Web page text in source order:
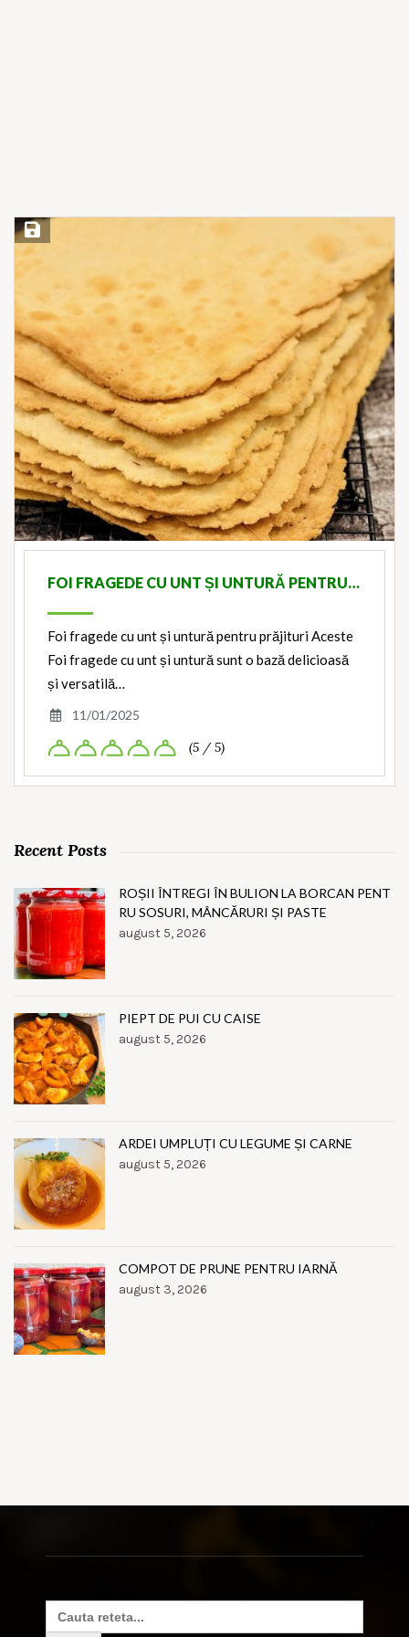
Save Recipe
FOI FRAGEDE CU UNT ȘI UNTURĂ PENTRU…
Foi fragede cu unt și untură pentru prăjituri Aceste
Foi fragede cu unt și untură sunt o bază delicioasă
și versatilă…
11/01/2025
(5 / 5)
Recent Posts
ROȘII ÎNTREGI ÎN BULION LA BORCAN PENT
RU SOSURI, MÂNCĂRURI ȘI PASTE
august 5, 2026
PIEPT DE PUI CU CAISE
august 5, 2026
ARDEI UMPLUȚI CU LEGUME ȘI CARNE
august 5, 2026
COMPOT DE PRUNE PENTRU IARNĂ
august 3, 2026
Search
for: